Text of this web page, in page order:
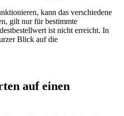
kann das verschiedene
gilt nur für bestimmte
ist nicht erreicht. In
Blick auf die
auf einen